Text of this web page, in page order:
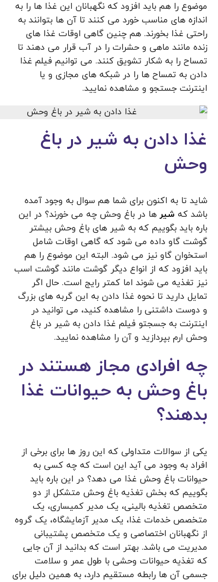
موضوع را هم باید افزود که نگهبانان این غذا ها را به
اندازه های مناسب خورد می کنند تا آن ها بتوانند به
راحتی غذا بخورند. هم چنین گاهی اوقات غذا های
زنده مانند ماهی و حشرات را در آب قرار می‌ دهند تا
تمساح را به شکار تشویق کنند. می‌ توانیم فیلم غذا
دادن به تمساح ها را در شبکه های مجازی و یا
اینترنت جستجو و مشاهده نمایید.
غذا دادن به شیر در باغ
وحش
شاید تا به اکنون برای شما هم سوال به وجود آمده
باشد که شیر ها در باغ وحش چه می خورند؟ در این
باره باید بگوییم که به شیر های باغ وحش بیشتر
گوشت گاو داده می شود که گاهی اوقات شامل
استخوان گاو نیز می شود. البته این موضوع را هم
باید افزود که از انواع دیگر گوشت مانند گوشت اسب
نیز تغذیه می شوند اما کمتر رایج است. حال اگر
تمایل دارید تا نحوه غذا دادن به این گربه های بزرگ
و دوست داشتنی را مشاهده کنید، می توانید در
اینترنت به جسجتو فیلم غذا دادن به شیر در باغ
وحش ارم بپردازید و آن را مشاهده نمایید.
چه افرادی مجاز هستند در
باغ وحش به حیوانات غذا
بدهند؟
یکی از سوالات متداولی که این روز ها برای برخی از
افراد به وجود می آید این است که چه کسی به
حیوانات باغ وحش غذا می‌ دهد؟ در این باره باید
بگوییم که بخش تغذیه باغ وحش متشکل از دو
متخصص تغذیه بالینی، یک مدیر کمیساری، یک
متخصص خدمات غذا، یک مدیر آزمایشگاه، یک گروه
از نگهبانان اختصاصی و یک متخصص پشتیبانی
مدیریت می باشد. بهتر است که بدانید از آن جایی
که تغذیه حیوانات وحشی با طول عمر و سلامت
جسمی آن ها رابطه مستقیم دارد، به همین دلیل برای